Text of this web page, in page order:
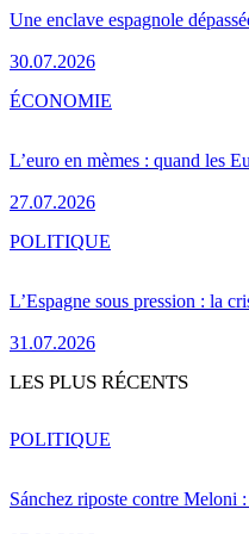
Une enclave espagnole
30.07.2026
L’euro en mèmes : quand les
27.07.2026
ÉCONOMIE
L’Espagne sous pression : la
31.07.2026
POLITIQUE
LES PLUS RÉCENTS
Sánchez riposte contre Meloni
POLITIQUE